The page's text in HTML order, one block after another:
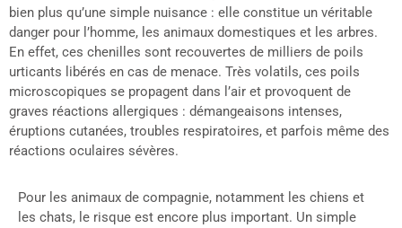
bien plus qu’une simple nuisance : elle constitue un véritable
danger pour l’homme, les animaux domestiques et les arbres.
En effet, ces chenilles sont recouvertes de milliers de poils
urticants libérés en cas de menace. Très volatils, ces poils
microscopiques se propagent dans l’air et provoquent de
graves réactions allergiques : démangeaisons intenses,
éruptions cutanées, troubles respiratoires, et parfois même des
réactions oculaires sévères.
Pour les animaux de compagnie, notamment les chiens et
les chats, le risque est encore plus important. Un simple